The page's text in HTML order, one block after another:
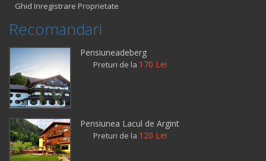
Ghid Inregistrare Proprietate
Recomandari
Pensiuneadeberg
Preturi de la 170 Lei
Pensiunea Lacul de Argint
Preturi de la 120 Lei